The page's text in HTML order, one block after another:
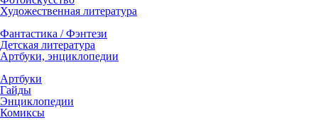
Художественная литература
Фантастика / Фэнтези
Детская литература
Артбуки, энциклопедии
Артбуки
Гайды
Энциклопедии
Комиксы